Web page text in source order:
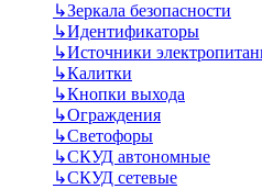
↳Зеркала безопасности
↳Идентификаторы
↳Источники
↳Калитки
↳Кнопки выхода
↳Ограждения
↳Светофоры
↳СКУД автономные
↳СКУД сетевые